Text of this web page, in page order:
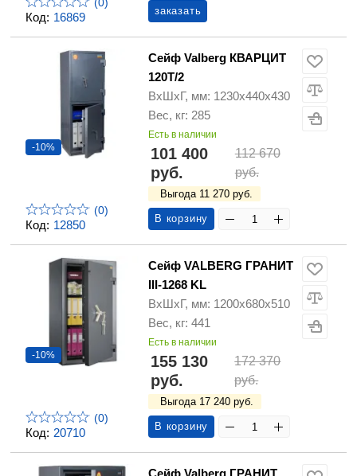
Код: 16869
(0)
заказать
Код: 12850
-10%
(0)
Сейф Valberg КВАРЦИТ
120Т/2
ВхШхГ, мм: 1230х440х430
Вес, кг: 285
Есть в наличии
101 400
руб.
112 670
руб.
Выгода 11 270 руб.
В корзину
Код: 20710
-10%
(0)
Сейф VALBERG ГРАНИТ
III-1268 KL
ВхШхГ, мм: 1200х680х510
Вес, кг: 441
Есть в наличии
155 130
руб.
172 370
руб.
Выгода 17 240 руб.
В корзину